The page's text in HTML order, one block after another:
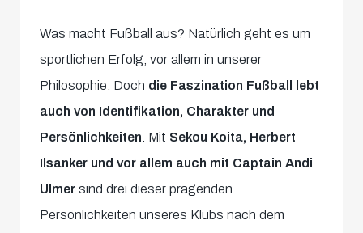
Was macht Fußball aus? Natürlich geht es um
sportlichen Erfolg, vor allem in unserer
Philosophie. Doch die Faszination Fußball lebt
auch von Identifikation, Charakter und
Persönlichkeiten . Mit Sekou Koita, Herbert
Ilsanker und vor allem auch mit Captain Andi
Ulmer sind drei dieser prägenden
Persönlichkeiten unseres Klubs nach dem